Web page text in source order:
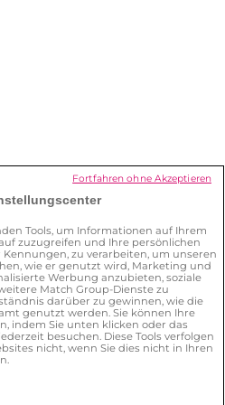
Tools, um Informationen auf Ihrem
zuzugreifen und Ihre persönlichen
zu verarbeiten, um unseren
wie er genutzt wird, Marketing und
Werbung anzubieten, soziale
Match Group-Dienste zu
darüber zu gewinnen, wie die
genutzt werden. Sie können Ihre
indem Sie unten klicken oder das
besuchen. Diese Tools verfolgen
nicht, wenn Sie dies nicht in Ihren
Fortfahren ohne Akzeptieren